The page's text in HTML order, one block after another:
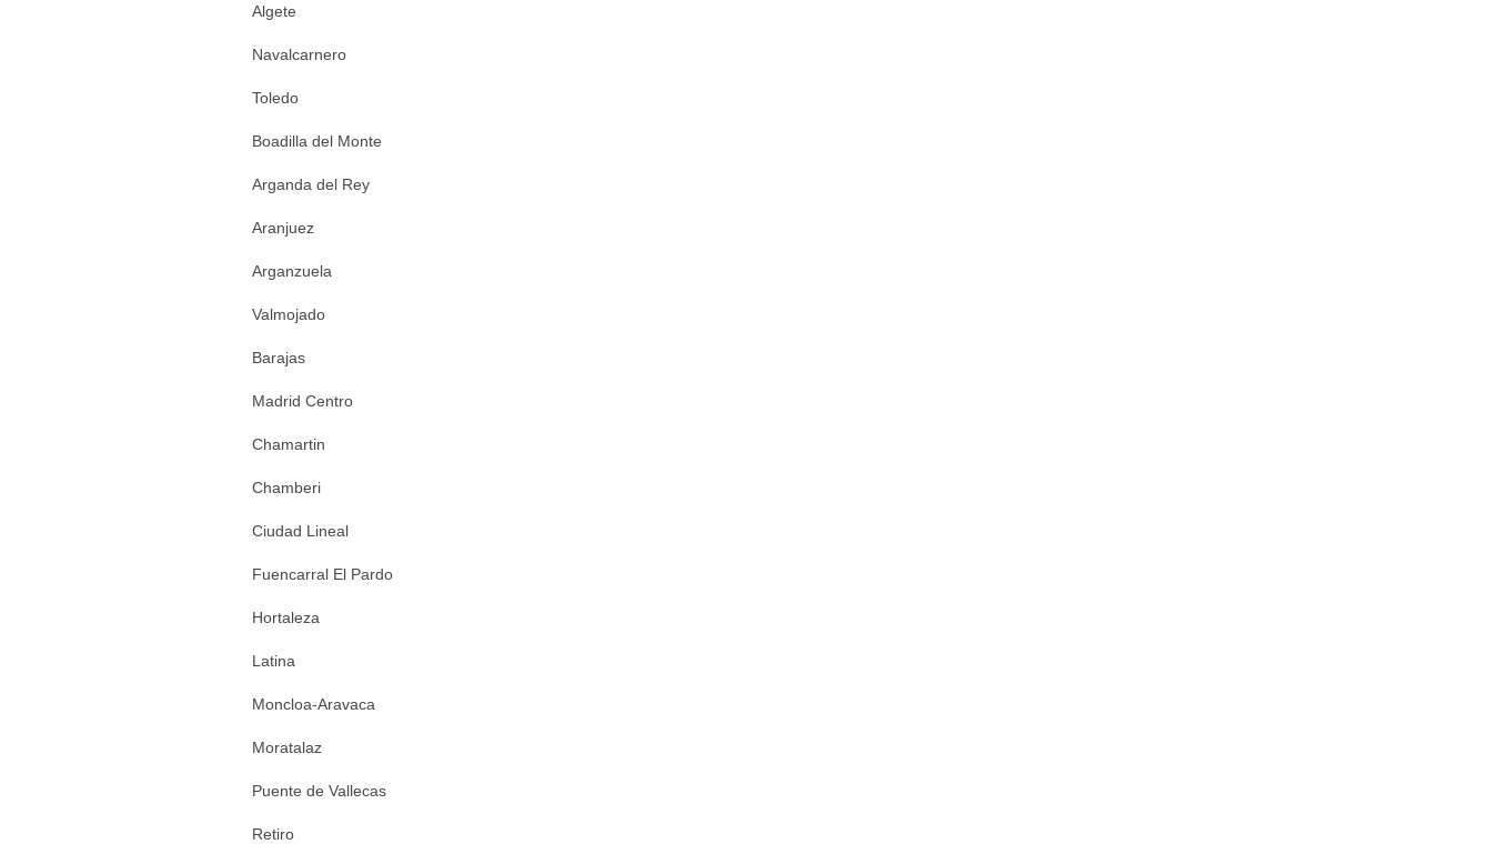
Algete
Navalcarnero
Toledo
Boadilla del Monte
Arganda del Rey
Aranjuez
Arganzuela
Valmojado
Barajas
Madrid Centro
Chamartin
Chamberi
Ciudad Lineal
Fuencarral El Pardo
Hortaleza
Latina
Moncloa-Aravaca
Moratalaz
Puente de Vallecas
Retiro